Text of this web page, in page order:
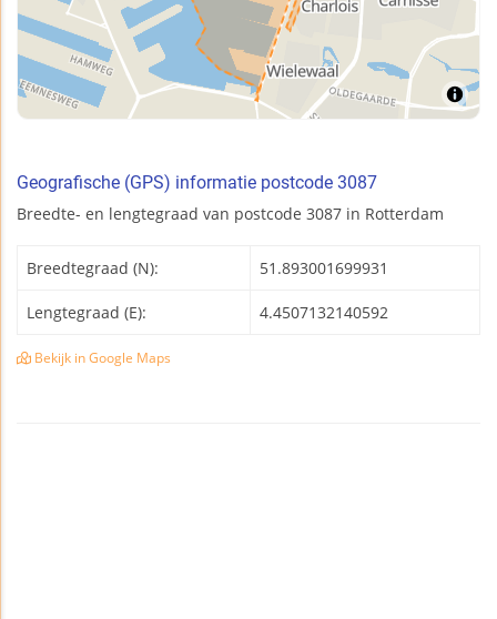
Geografische (GPS) informatie postcode 3087
Breedte- en lengtegraad van postcode 3087 in Rotterdam
Breedtegraad (N): 51.893001699931
Lengtegraad (E): 4.4507132140592
Bekijk in Google Maps